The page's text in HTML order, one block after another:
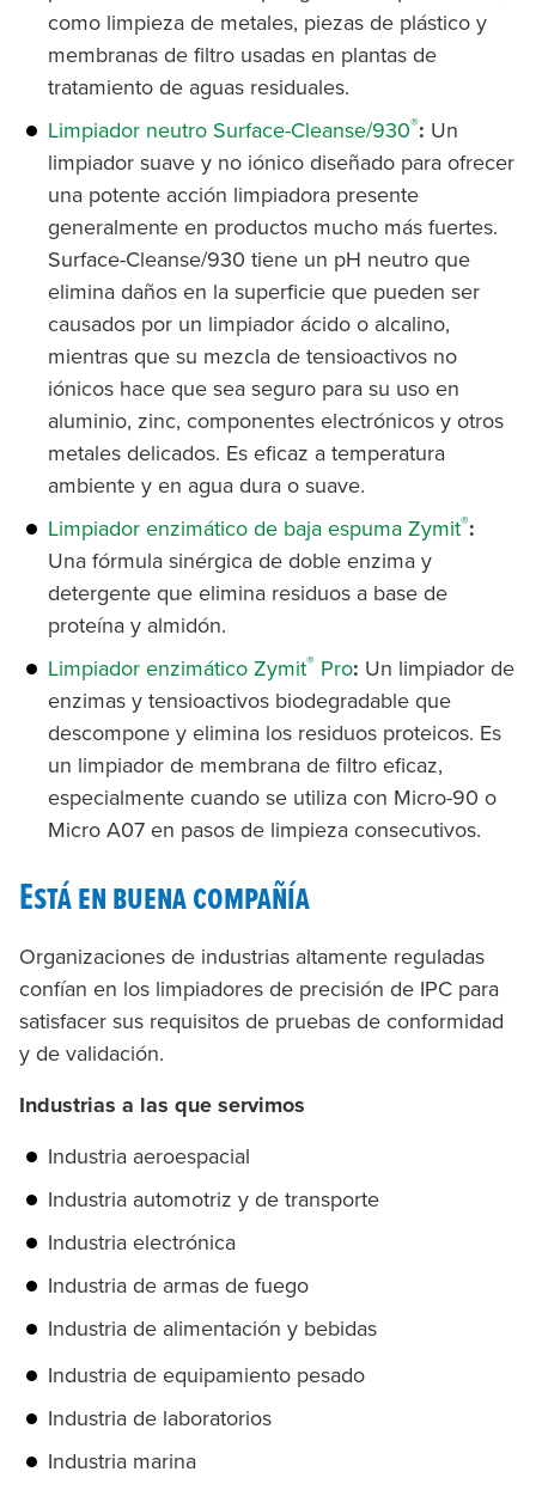
como limpieza de metales, piezas de plástico y
membranas de filtro usadas en plantas de
tratamiento de aguas residuales.
Limpiador neutro Surface-Cleanse/930®: Un
limpiador suave y no iónico diseñado para ofrecer
una potente acción limpiadora presente
generalmente en productos mucho más fuertes.
Surface-Cleanse/930 tiene un pH neutro que
elimina daños en la superficie que pueden ser
causados por un limpiador ácido o alcalino,
mientras que su mezcla de tensioactivos no
iónicos hace que sea seguro para su uso en
aluminio, zinc, componentes electrónicos y otros
metales delicados. Es eficaz a temperatura
ambiente y en agua dura o suave.
Limpiador enzimático de baja espuma Zymit®:
Una fórmula sinérgica de doble enzima y
detergente que elimina residuos a base de
proteína y almidón.
Limpiador enzimático Zymit® Pro: Un limpiador de
enzimas y tensioactivos biodegradable que
descompone y elimina los residuos proteicos. Es
un limpiador de membrana de filtro eficaz,
especialmente cuando se utiliza con Micro-90 o
Micro A07 en pasos de limpieza consecutivos.
Está en buena compañía
Organizaciones de industrias altamente reguladas
confían en los limpiadores de precisión de IPC para
satisfacer sus requisitos de pruebas de conformidad
y de validación.
Industrias a las que servimos
Industria aeroespacial
Industria automotriz y de transporte
Industria electrónica
Industria de armas de fuego
Industria de alimentación y bebidas
Industria de equipamiento pesado
Industria de laboratorios
Industria marina